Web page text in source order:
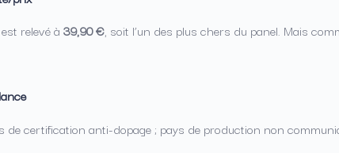
relevé à 39,90 €, soit l’un des plus chers du panel. Mais
de certification anti-dopage ; pays de production non